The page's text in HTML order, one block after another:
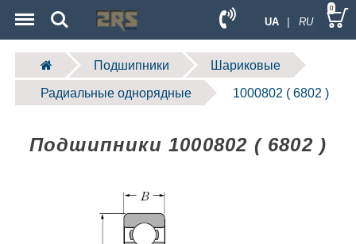
UA | RU
Search 0
Подшипники Шариковые
Радиальные однорядные 1000802 ( 6802 )
Подшипники 1000802 ( 6802 )